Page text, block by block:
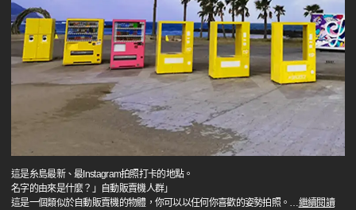
這是糸島最新、最Instagram拍照打卡的地點。
名字的由來是什麼？」自動販賣機人群」
這是一個類似於自動販賣機的物體，你可以以任何你喜歡的姿勢拍照。 …繼續閱讀